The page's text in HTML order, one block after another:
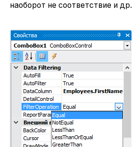
наоборот не соответствие и др.